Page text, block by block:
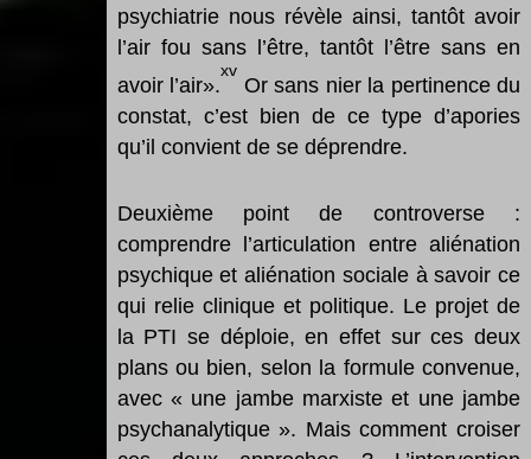
psychiatrie nous révèle ainsi, tantôt avoir
l’air fou sans l’être, tantôt l’être sans en
avoir l’air».
xv
Or sans nier la pertinence du
constat, c’est bien de ce type d’apories
qu’il convient de se déprendre.
Deuxième point de controverse :
comprendre l’articulation entre aliénation
psychique et aliénation sociale à savoir ce
qui relie clinique et politique. Le projet de
la PTI se déploie, en effet sur ces deux
plans ou bien, selon la formule convenue,
avec « une jambe marxiste et une jambe
psychanalytique ». Mais comment croiser